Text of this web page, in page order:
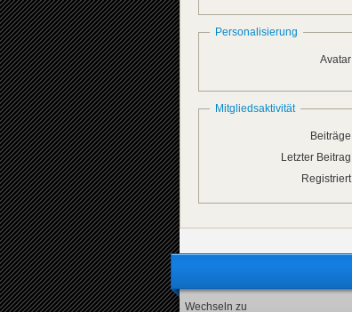
Personalisierung
Avatar
Mitgliedsaktivität
Beiträge
Letzter Beitrag
Registriert
Wechseln zu